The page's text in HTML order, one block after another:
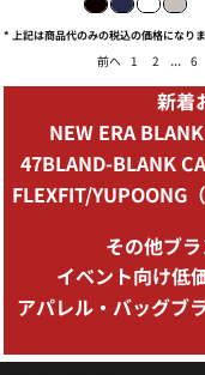
* 上記は商品代のみの税込の価格になり
前へ 1 2 ... 6
新着
NEW ERA
47BLAND-BLANK
FLEXFIT/YUPOONG
その他ブ
イベント向け低
アパレル・バッグブ